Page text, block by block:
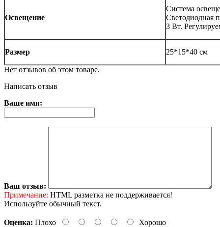
Освещение
Система
Светодиодная
3 Вт.
Размер 25*15*40 см
Нет отзывов об этом товаре.
Написать отзыв
Ваше имя:
Ваш отзыв:
Примечание: HTML разметка не поддерживается!
Используйте обычный текст.
Оценка: Плохо Хорошо